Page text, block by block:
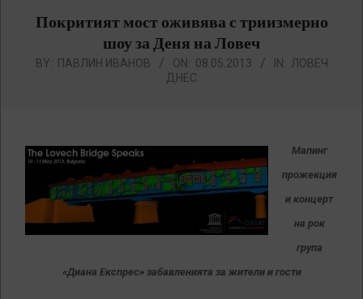
Покритият мост оживява с триизмерно
шоу за Деня на Ловеч
BY: ПАВЛИН ИВАНОВ ON: 08.05.2013 IN: ЛОВЕЧ
ДНЕС
Мапинг
прожекция
и концерт
на рок
група
«Диана Експрес» забавленията за жители и гости